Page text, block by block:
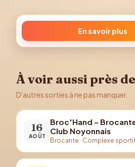
En savoir plus
À voir aussi près
D'autres sorties à ne pas manquer.
16
AOÛT
Broc'Hand –
Club Noyonnais
Brocante · Complexe